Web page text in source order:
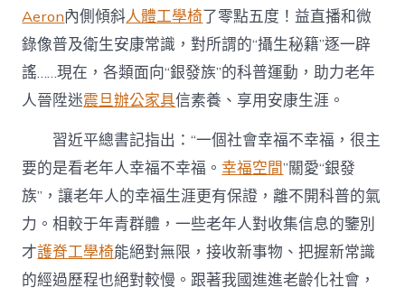
Aeron內側傾斜人體工學椅了零點五度！益直播和微
錄像普及衛生安康常識，對所謂的“攝生秘籍”逐一辟
謠……現在，各類面向“銀發族”的科普運動，助力老年
人晉陞迷震旦辦公家具信素養、享用安康生涯。
習近平總書記指出：“一個社會幸福不幸福，很主
要的是看老年人幸福不幸福。幸福空間”關愛“銀發
族”，讓老年人的幸福生涯更有保證，離不開科普的氣
力。相較于年青群體，一些老年人對收集信息的鑒別
才護脊工學椅能絕對無限，接收新事物、把握新常識
的經過歷程也絕對較慢。跟著我國進進老齡化社會，